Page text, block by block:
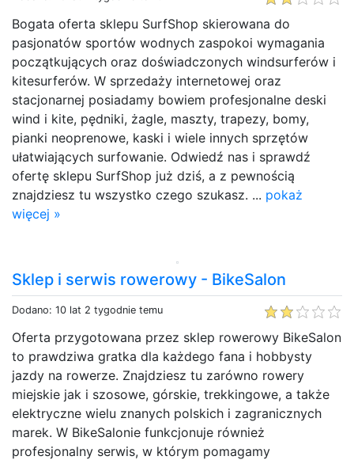
Bogata oferta sklepu SurfShop skierowana do
pasjonatów sportów wodnych zaspokoi wymagania
początkujących oraz doświadczonych windsurferów i
kitesurferów. W sprzedaży internetowej oraz
stacjonarnej posiadamy bowiem profesjonalne deski
wind i kite, pędniki, żagle, maszty, trapezy, bomy,
pianki neoprenowe, kaski i wiele innych sprzętów
ułatwiających surfowanie. Odwiedź nas i sprawdź
ofertę sklepu SurfShop już dziś, a z pewnością
znajdziesz tu wszystko czego szukasz. ... pokaż
więcej »
Sklep i serwis rowerowy - BikeSalon
Dodano: 10 lat 2 tygodnie temu
Oferta przygotowana przez sklep rowerowy BikeSalon
to prawdziwa gratka dla każdego fana i hobbysty
jazdy na rowerze. Znajdziesz tu zarówno rowery
miejskie jak i szosowe, górskie, trekkingowe, a także
elektryczne wielu znanych polskich i zagranicznych
marek. W BikeSalonie funkcjonuje również
profesjonalny serwis, w którym pomagamy